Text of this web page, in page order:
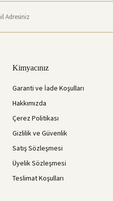
Kimyacınız
Garanti ve İade Koşulları
Hakkımızda
Çerez Politikası
Gizlilik ve Güvenlik
Satış Sözleşmesi
Üyelik Sözleşmesi
Teslimat Koşulları